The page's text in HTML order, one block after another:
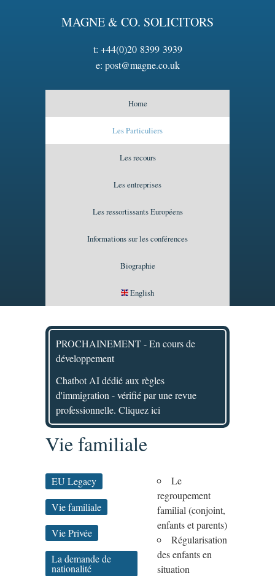
MAGNE & CO. SOLICITORS
t: +44(0)20 8399 3939
e: post@magne.co.uk
Home
Les Particuliers
Les recours
Les entreprises
Les ressortissants Européens
Informations sur les conférences
Biographie
English
PROCHAINEMENT - En cours de
développement
Chatbot AI dédié aux règles
d'immigration - vérifié par une revue
professionnelle. Cliquez ici
Vie familiale
EU Legacy
Vie familiale
Vie Privée
La demande de
nationalité
Le
regroupement
familial (conjoint,
enfants et parents)
Régularisation
des enfants en
situation